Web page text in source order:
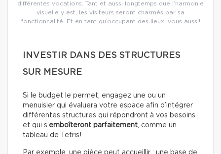
différentes vocations. Tant et aussi longtemps que l’harmonie
visuelle y est, les visiteurs seront charmés par sa
fonctionnalité. Et en tant qu’occupant des lieux, vous aussi!
INVESTIR DANS DES STRUCTURES
SUR MESURE
Si le budget le permet, engagez une ou un
menuisier qui évaluera votre espace afin d’intégrer
différentes structures qui répondront à vos besoins
et qui s’emboîteront parfaitement, comme un
tableau de Tetris!
Par exemple, une pièce peut accueillir : une base de